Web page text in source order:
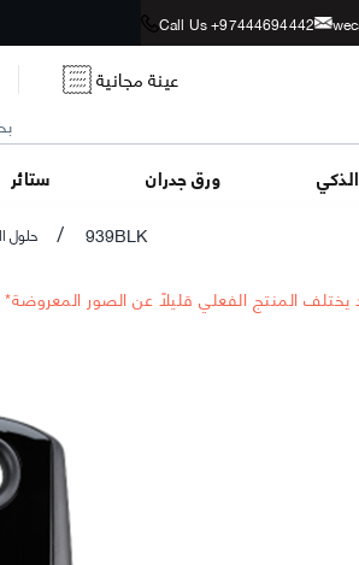
Call Us +97444694442
عينة مجانية
ستائر ورق جدران
حلول / 939BLK
يختلف المنتج الفعلي قليلاً عن الصور المعروضة